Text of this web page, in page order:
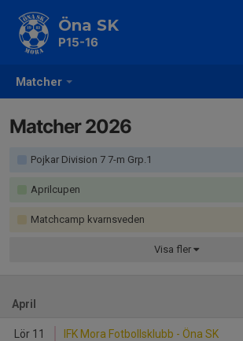
Matcher
Öna SK
P15-16
Matcher 2026
Pojkar Division 7 7-m Grp.1
Aprilcupen
Matchcamp kvarnsveden
Visa fler
April
Lör 11
IFK Mora Fotbollsklubb - Öna SK